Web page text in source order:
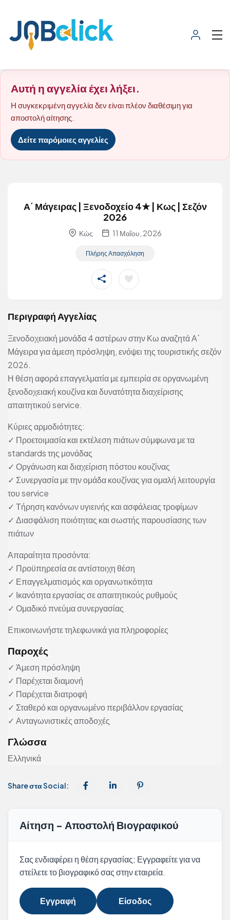
Αυτή η αγγελία έχει λήξει.
Η συγκεκριμένη αγγελία δεν είναι πλέον διαθέσιμη για
αποστολή αίτησης.
Δείτε παρόμοιες αγγελίες
Α΄ Μάγειρας | Ξενοδοχείο 4★ | Κως | Σεζόν
2026
Κώς 11 Μαΐου, 2026
Πλήρης Απασχόληση
Περιγραφή Αγγελίας
Ξενοδοχειακή μονάδα 4 αστέρων στην Κω αναζητά Α΄
Μάγειρα για άμεση πρόσληψη, ενόψει της τουριστικής σεζόν
2026.
Η θέση αφορά επαγγελματία με εμπειρία σε οργανωμένη
ξενοδοχειακή κουζίνα και δυνατότητα διαχείρισης
απαιτητικού service.
Κύριες αρμοδιότητες:
✓ Προετοιμασία και εκτέλεση πιάτων σύμφωνα με τα
standards της μονάδας
✓ Οργάνωση και διαχείριση πόστου κουζίνας
✓ Συνεργασία με την ομάδα κουζίνας για ομαλή λειτουργία
του service
✓ Τήρηση κανόνων υγιεινής και ασφάλειας τροφίμων
✓ Διασφάλιση ποιότητας και σωστής παρουσίασης των
πιάτων
Απαραίτητα προσόντα:
✓ Προϋπηρεσία σε αντίστοιχη θέση
✓ Επαγγελματισμός και οργανωτικότητα
✓ Ικανότητα εργασίας σε απαιτητικούς ρυθμούς
✓ Ομαδικό πνεύμα συνεργασίας
Επικοινωνήστε τηλεφωνικά για πληροφορίες
Παροχές
✓ Άμεση πρόσληψη
✓ Παρέχεται διαμονή
✓ Παρέχεται διατροφή
✓ Σταθερό και οργανωμένο περιβάλλον εργασίας
✓ Ανταγωνιστικές αποδοχές
Γλώσσα
Ελληνικά
Share στα Social:
Αίτηση - Αποστολή Βιογραφικού
Σας ενδιαφέρει η θέση εργασίας; Εγγραφείτε για να
στείλετε το βιογραφικό σας στην εταιρεία.
Εγγραφή Είσοδος